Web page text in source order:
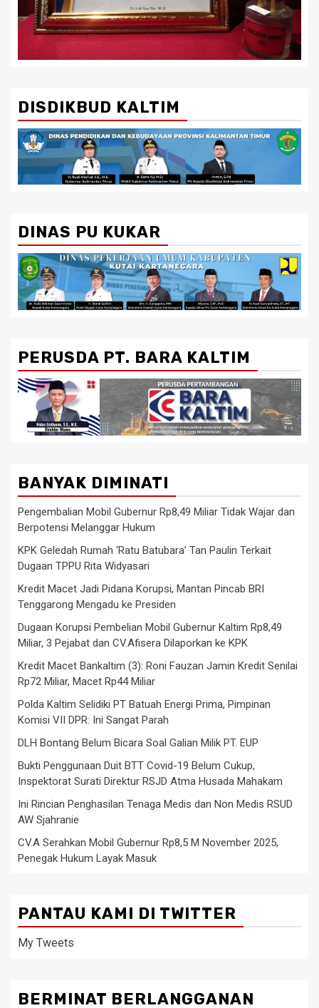
DISDIKBUD KALTIM
DINAS PU KUKAR
PERUSDA PT. BARA KALTIM
BANYAK DIMINATI
Pengembalian Mobil Gubernur Rp8,49 Miliar Tidak Wajar dan
Berpotensi Melanggar Hukum
KPK Geledah Rumah ‘Ratu Batubara’ Tan Paulin Terkait
Dugaan TPPU Rita Widyasari
Kredit Macet Jadi Pidana Korupsi, Mantan Pincab BRI
Tenggarong Mengadu ke Presiden
Dugaan Korupsi Pembelian Mobil Gubernur Kaltim Rp8,49
Miliar, 3 Pejabat dan CV.Afisera Dilaporkan ke KPK
Kredit Macet Bankaltim (3): Roni Fauzan Jamin Kredit Senilai
Rp72 Miliar, Macet Rp44 Miliar
Polda Kaltim Selidiki PT Batuah Energi Prima, Pimpinan
Komisi VII DPR: Ini Sangat Parah
DLH Bontang Belum Bicara Soal Galian Milik PT. EUP
Bukti Penggunaan Duit BTT Covid-19 Belum Cukup,
Inspektorat Surati Direktur RSJD Atma Husada Mahakam
Ini Rincian Penghasilan Tenaga Medis dan Non Medis RSUD
AW Sjahranie
CV.A Serahkan Mobil Gubernur Rp8,5 M November 2025,
Penegak Hukum Layak Masuk
PANTAU KAMI DI TWITTER
My Tweets
BERMINAT BERLANGGANAN